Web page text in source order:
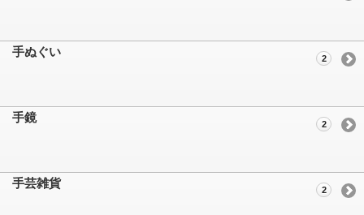
手ぬぐい 2
手鏡 2
手芸雑貨 2